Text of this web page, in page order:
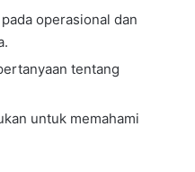
operasional dan
tentang
untuk memahami